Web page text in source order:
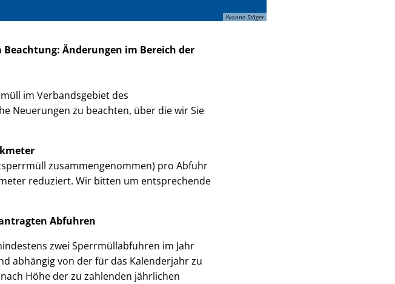
Yvonne Stäger
Änderungen im Bereich der
im Verbandsgebiet des
Neuerungen zu beachten, über die wir Sie
zusammengenommen) pro Abfuhr
reduziert. Wir bitten um entsprechende
Abfuhren
zwei Sperrmüllabfuhren im Jahr
abhängig von der für das Kalenderjahr zu
Höhe der zu zahlenden jährlichen